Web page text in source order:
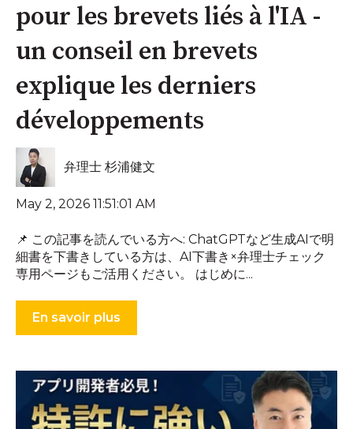
pour les brevets liés à l'IA -
un conseil en brevets
explique les derniers
développements
弁理士 杉浦健文
May 2, 2026 11:51:01 AM
📌 この記事を読んでいる方へ: ChatGPTなど生成AIで明
細書を下書きしている方は、AI下書き×弁理士チェック
専用ページもご活用ください。 はじめに...
En savoir plus